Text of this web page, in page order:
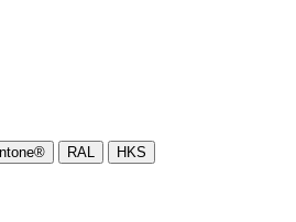
RAL HKS